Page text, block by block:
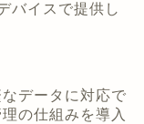
バイスで提供し
データに対応で
の仕組みを導入